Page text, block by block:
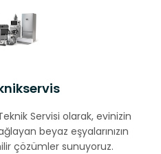
Servisi olarak, evinizin
beyaz eşyalarınızın
çözümler sunuyoruz.